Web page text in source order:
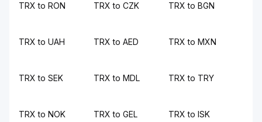
TRX to RON TRX to CZK TRX to BGN
TRX to UAH TRX to AED TRX to MXN
TRX to SEK TRX to MDL TRX to TRY
TRX to NOK TRX to GEL TRX to ISK